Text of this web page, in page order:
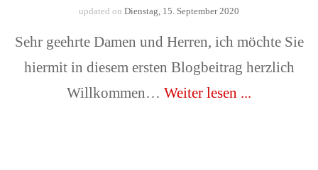
updated on Dienstag, 15. September 2020
Sehr geehrte Damen und Herren, ich möchte Sie
hiermit in diesem ersten Blogbeitrag herzlich
Willkommen… Weiter lesen ...